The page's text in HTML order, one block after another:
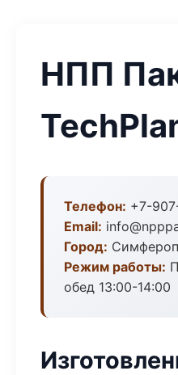
НПП
Телефон: +7-
Email:
Город:
Режим работы:
обед 13:00-14:00